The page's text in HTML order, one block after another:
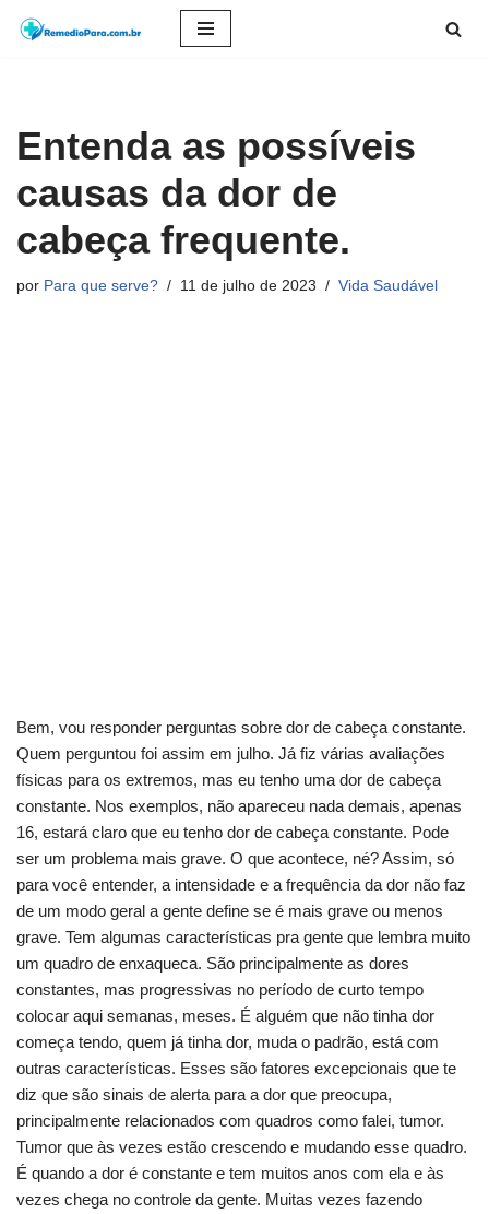
conteúdo
Entenda as possíveis
causas da dor de
cabeça frequente.
por Para que serve? 11 de julho de 2023 Vida Saudável
Bem, vou responder perguntas sobre dor de cabeça constante.
Quem perguntou foi assim em julho. Já fiz várias avaliações
físicas para os extremos, mas eu tenho uma dor de cabeça
constante. Nos exemplos, não apareceu nada demais, apenas
16, estará claro que eu tenho dor de cabeça constante. Pode
ser um problema mais grave. O que acontece, né? Assim, só
para você entender, a intensidade e a frequência da dor não faz
de um modo geral a gente define se é mais grave ou menos
grave. Tem algumas características pra gente que lembra muito
um quadro de enxaqueca. São principalmente as dores
constantes, mas progressivas no período de curto tempo
colocar aqui semanas, meses. É alguém que não tinha dor
começa tendo, quem já tinha dor, muda o padrão, está com
outras características. Esses são fatores excepcionais que te
diz que são sinais de alerta para a dor que preocupa,
principalmente relacionados com quadros como falei, tumor.
Tumor que às vezes estão crescendo e mudando esse quadro.
É quando a dor é constante e tem muitos anos com ela e às
vezes chega no controle da gente. Muitas vezes fazendo